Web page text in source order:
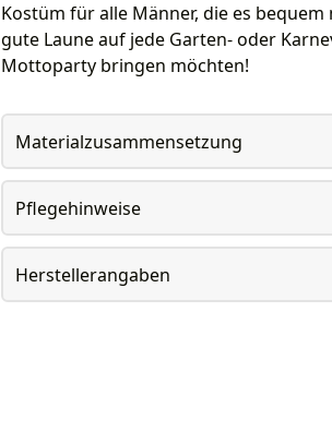
Kostüm für alle Männer, die es
gute Laune auf jede Garten- oder
Mottoparty bringen möchten!
Materialzusammensetzung
Pflegehinweise
Herstellerangaben